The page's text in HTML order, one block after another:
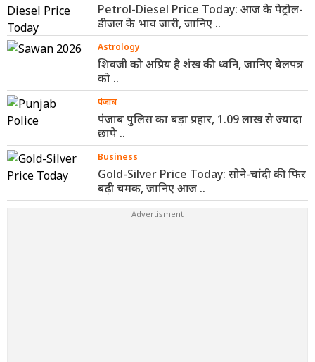
Petrol-Diesel Price Today: आज के पेट्रोल-
डीजल के भाव जारी, जानिए ..
Astrology
शिवजी को अप्रिय है शंख की ध्वनि, जानिए बेलपत्र
को ..
पंजाब
पंजाब पुलिस का बड़ा प्रहार, 1.09 लाख से ज्यादा
छापे ..
Business
Gold-Silver Price Today: सोने-चांदी की फिर
बढ़ी चमक, जानिए आज ..